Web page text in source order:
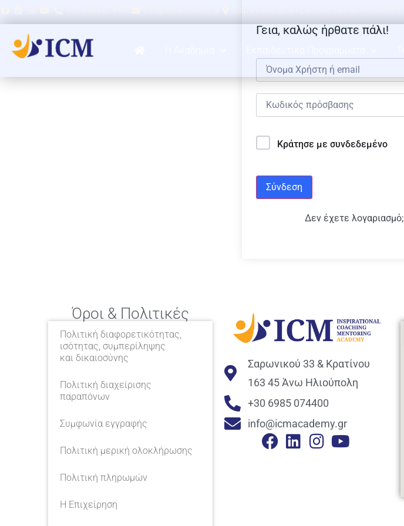
Γεια, καλώς ήρθατε πάλι!
Κράτησε με συνδεδεμένο
Σύνδεση
Δεν έχετε λογαριασμό;
Όροι & Πολιτικές
Πολιτική διαφορετικότητας,
ισότητας, συμπερίληψης
και δικαιοσύνης
Πολιτική διαχείρισης
παραπόνων
Συμφωνία εγγραφής
Πολιτική μερική ολοκλήρωσης
Πολιτική πληρωμών
Η Επιχείρηση
Σαρωνικού 33 & Κρατίνου
163 45 Άνω Ηλιούπολη
+30 6985 074400
info@icmacademy.gr